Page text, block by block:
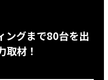
ングまで80台を出
取材！